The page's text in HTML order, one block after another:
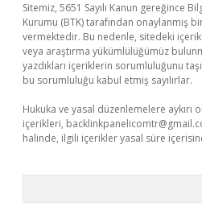
Sitemiz, 5651 Sayılı Kanun gereğince
Kurumu (BTK) tarafından onaylanmış
vermektedir. Bu nedenle, sitedeki
veya araştırma yükümlülüğümüz
yazdıkları içeriklerin sorumluluğunu
bu sorumluluğu kabul etmiş sayılırlar.
Hukuka ve yasal düzenlemelere aykırı
içerikleri,
halinde, ilgili içerikler yasal süre